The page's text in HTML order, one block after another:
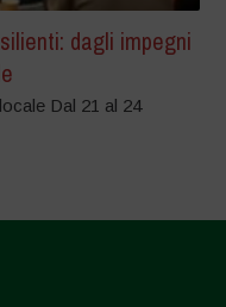
dagli impegni
Dal 21 al 24